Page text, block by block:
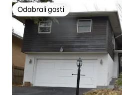
Odabrali gosti
Odabrali gosti